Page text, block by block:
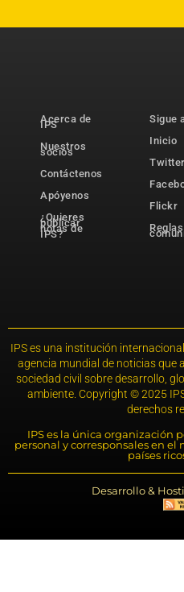
Acerca de
IPS
Nuestros
socios
Contáctenos
Apóyenos
¿Quieres
publicar
notas de
IPS?
Sigue
Inicio
Twitter
Flickr
IPS es una institución
agencia mundial de noticias que
sociedad civil sobre desarrollo,
ambiente. Copyright © 2025
derechos
IPS es la única organización
personal y corresponsales en
países
Desarrollo &